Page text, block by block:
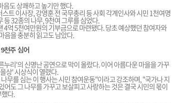
음도 상쾌하고 높기만 했다.
트 이사장, 강영훈 전 국무총리 등 사회 각계인사와 시민 1천여명
등 32종의 나무, 9천여 그루를 심었다.
억 5천여만원의 기부금으로 마련됐다. 당초 예상했던 참여자와
음을 충분히 읽고도 남았다.
천주 심어
리'의 신명난 공연으로 막이 올랐다. 이어 아름다운 마을을 가꾸
상' 시상식이 열렸다.
무를 심는 이 행사는 시민 참여운동"이라고 강조하며, "국가나 지
도 그 나무를 가꾸고 보살피고 사랑하는 것은 결국 시민의 몫이
다.